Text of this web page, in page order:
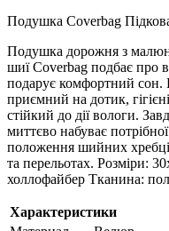
Подушка Coverbag
Подушка дорожня з
шиї Coverbag подбає про
подарує комфортний сон.
приємний на дотик,
стійкий до дії вологи.
миттєво набуває
положення шийних
та перельотах. Розміри:
холлофайбер Тканина:
Характеристики